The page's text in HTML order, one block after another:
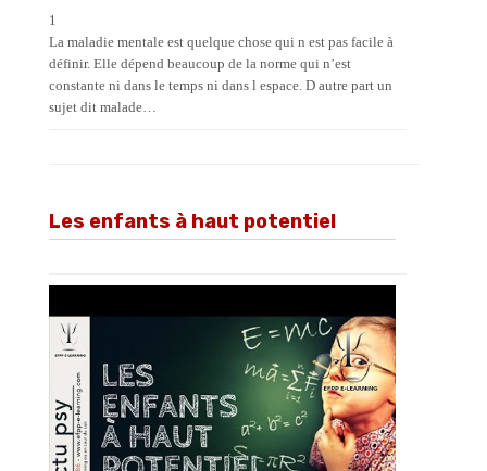
1
La maladie mentale est quelque chose qui n est pas facile à
définir. Elle dépend beaucoup de la norme qui n’est
constante ni dans le temps ni dans l espace. D autre part un
sujet dit malade…
Les enfants à haut potentiel